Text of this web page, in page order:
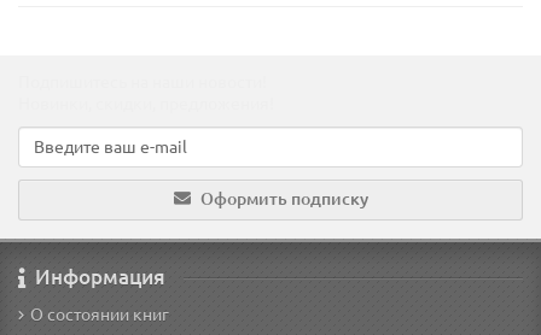
Оформить подписку
Информация
О состоянии книг